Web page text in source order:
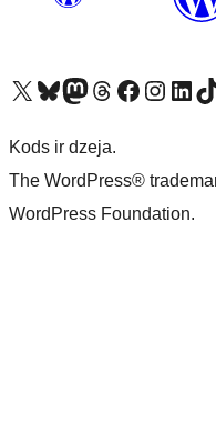
Apmeklējiet mūsu X (agrāk Twitter) kontu
Apmeklējiet mūsu Bluesky kontu
Apmeklējiet mūsu Mastodon kontu
Apmeklējiet mūsu Threads kontu
Apmeklējiet mūsu Facebook lapuApmeklējiet mūsu Instagram kontu
Apmeklējiet mūsu
Kods ir dzeja.
The WordPress®
WordPress Foundation.